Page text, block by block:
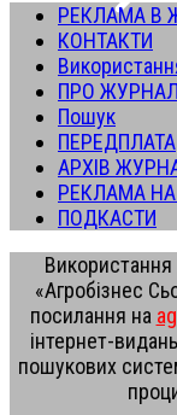
РЕКЛАМА В
КОНТАКТИ
ПРО ЖУРНАЛ
Пошук
ПЕРЕДПЛАТА
АРХІВ
РЕКЛАМА НА
ПОДКАСТИ
Використання
«Агробізнес
посилання на
інтернет-
пошукових